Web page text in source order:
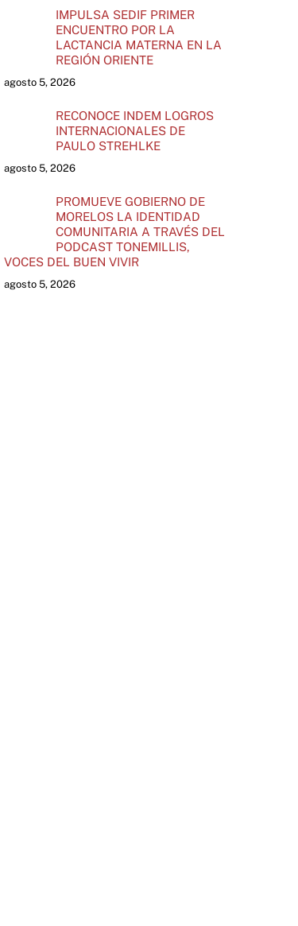
IMPULSA SEDIF PRIMER
ENCUENTRO POR LA
LACTANCIA MATERNA EN LA
REGIÓN ORIENTE
agosto 5, 2026
RECONOCE INDEM LOGROS
INTERNACIONALES DE
PAULO STREHLKE
agosto 5, 2026
PROMUEVE GOBIERNO DE
MORELOS LA IDENTIDAD
COMUNITARIA A TRAVÉS DEL
PODCAST TONEMILLIS,
VOCES DEL BUEN VIVIR
agosto 5, 2026